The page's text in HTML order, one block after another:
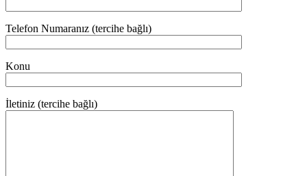
Telefon Numaranız (tercihe bağlı)
Konu
İletiniz (tercihe bağlı)